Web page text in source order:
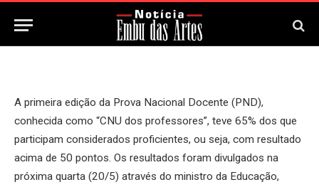
21 de Maio, 2026 Updated: 21 de Maio, 2026
A primeira edição da Prova Nacional Docente (PND),
conhecida como “CNU dos professores”, teve 65% dos que
participam considerados proficientes, ou seja, com resultado
acima de 50 pontos. Os resultados foram divulgados na
próxima quarta (20/5) através do ministro da Educação,